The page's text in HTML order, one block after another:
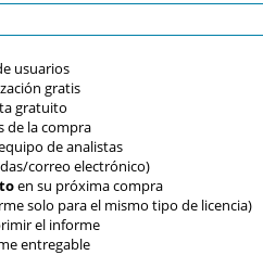
usuarios
gratis
gratuito
de la compra
de analistas
correo electrónico)
en su próxima compra
solo para el mismo tipo de licencia)
el informe
entregable